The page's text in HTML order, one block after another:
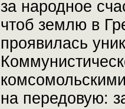
за народное
чтоб землю в
проявилась
на передовую: